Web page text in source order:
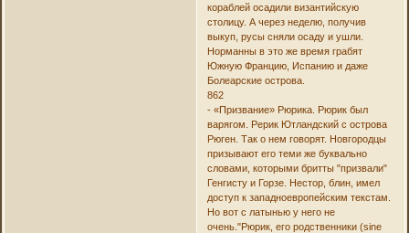
кораблей осадили византийскую
столицу. А через неделю, получив
выкуп, русы сняли осаду и ушли.
Норманны в это же время грабят
Южную Францию, Испанию и даже
Болеарские острова.
862
- «Призвание» Рюрика. Рюрик был
варягом. Рерик Ютландский с острова
Рюген. Так о нем говорят. Новгородцы
призывают его теми же буквально
словами, которыми бритты "призвали"
Генгисту и Горзе. Нестор, блин, имел
доступ к западноевропейским текстам.
Но вот с латынью у него не
очень."Рюрик, его родственники (sine